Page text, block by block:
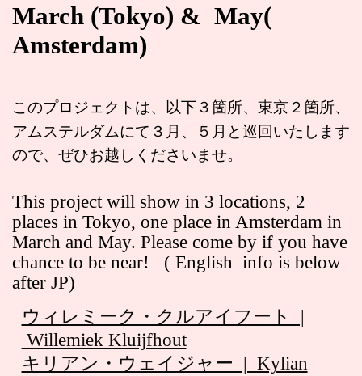
March (Tokyo) & May(
Amsterdam)
このプロジェクトは、以下３箇所、東京２箇所、
アムステルダムにて３月、５月と巡回いたします
ので、ぜひお越しくださいませ。
This project will show in 3 locations, 2
places in Tokyo, one place in Amsterdam in
March and May. Please come by if you have
chance to be near! ( English info is below
after JP)
ウィレミーク・クルアイフート |
Willemiek Kluijfhout
キリアン・ウェイジャー | Kylian